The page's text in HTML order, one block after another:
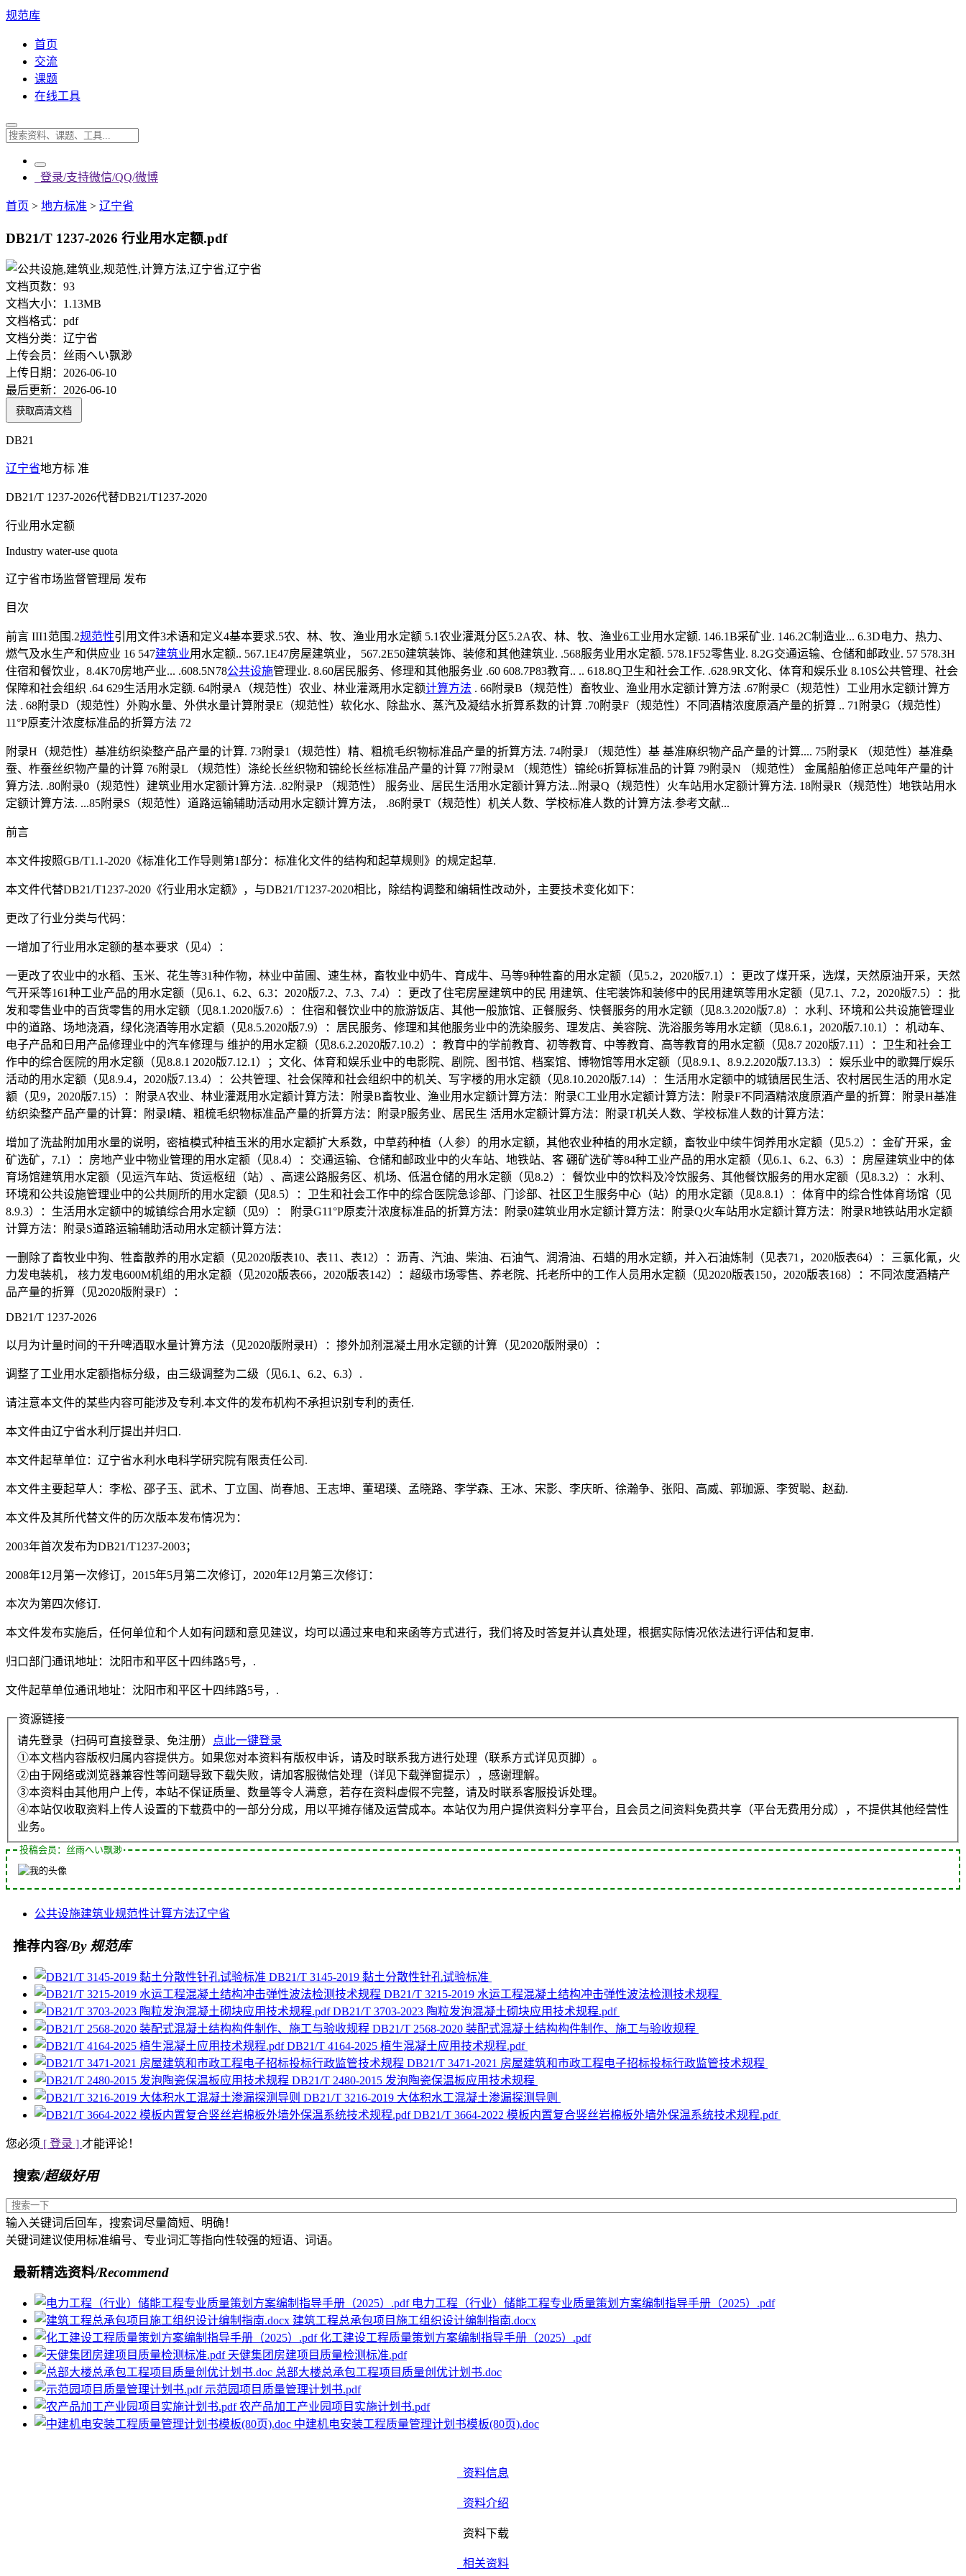
规范库
首页
交流
课题
在线工具
登录/支持微信/QQ/微博
首页 > 地方标准 > 辽宁省
DB21/T 1237-2026 行业用水定额.pdf
文档页数： 93
文档大小： 1.13MB
文档格式： pdf
文档分类： 辽宁省
上传会员： 丝雨へい飘渺
上传日期： 2026-06-10
最后更新： 2026-06-10
获取高清文档
DB21
辽宁省地方标 准
DB21/T 1237-2026代替DB21/T1237-2020
行业用水定额
Industry water-use quota
辽宁省市场监督管理局 发布
目次
前言 III1范围.2规范性引用文件3术语和定义4基本要求.5农、林、牧、渔业用水定额 5.1农业灌溉分区5.2A农、林、牧、渔业6工业用水定额. 146.1B采矿业. 146.2C制造业... 6.3D电力、热力、
燃气及水生产和供应业 16 547建筑业用水定额.. 567.1E47房屋建筑业， 567.2E50建筑装饰、装修和其他建筑业. .568服务业用水定额. 578.1F52零售业. 8.2G交通运输、仓储和邮政业. 57 578.3H
住宿和餐饮业，8.4K70房地产业... .608.5N78公共设施管理业. 8.60居民服务、修理和其他服务业 .60 608.7P83教育.. .. 618.8Q卫生和社会工作. .628.9R文化、体育和娱乐业 8.10S公共管理、社会
保障和社会组织 .64 629生活用水定额. 64附录A（规范性）农业、林业灌溉用水定额计算方法 . 66附录B（规范性）畜牧业、渔业用水定额计算方法 .67附录C（规范性）工业用水定额计算方
法 . 68附录D（规范性）外购水量、外供水量计算附录E（规范性）软化水、除盐水、蒸汽及凝结水折算系数的计算 .70附录F（规范性）不同酒精浓度原酒产量的折算 .. 71附录G（规范性）
11°P原麦汁浓度标准品的折算方法 72
附录H（规范性）基准纺织染整产品产量的计算. 73附录1（规范性）精、粗梳毛织物标准品产量的折算方法. 74附录J （规范性）基 基准麻织物产品产量的计算.... 75附录K （规范性）基准桑
蚕、柞蚕丝织物产量的计算 76附录L （规范性）涤纶长丝织物和锦纶长丝标准品产量的计算 77附录M （规范性）锦纶6折算标准品的计算 79附录N （规范性） 金属船舶修正总吨年产量的计
算方法. .80附录0（规范性）建筑业用水定额计算方法. .82附录P （规范性） 服务业、居民生活用水定额计算方法...附录Q（规范性）火车站用水定额计算方法. 18附录R（规范性）地铁站用水
定额计算方法. ...85附录S（规范性）道路运输辅助活动用水定额计算方法， .86附录T（规范性）机关人数、学校标准人数的计算方法.参考文献...
前言
本文件按照GB/T1.1-2020《标准化工作导则第1部分：标准化文件的结构和起草规则》的规定起草.
本文件代替DB21/T1237-2020《行业用水定额》，与DB21/T1237-2020相比，除结构调整和编辑性改动外，主要技术变化如下：
更改了行业分类与代码：
一增加了行业用水定额的基本要求（见4）：
一更改了农业中的水稻、玉米、花生等31种作物，林业中苗圃、速生林，畜牧业中奶牛、育成牛、马等9种牲畜的用水定额（见5.2，2020版7.1）：更改了煤开采，选煤，天然原油开采，天然
气开采等161种工业产品的用水定额（见6.1、6.2、6.3：2020版7.2、7.3、7.4）：更改了住宅房屋建筑中的民 用建筑、住宅装饰和装修中的民用建筑等用水定额（见7.1、7.2，2020版7.5）：批
发和零售业中的百货零售的用水定额（见8.1.2020版7.6）：住宿和餐饮业中的旅游饭店、其他一般旅馆、正餐服务、快餐服务的用水定额（见8.3.2020版7.8）：水利、环境和公共设施管理业
中的道路、场地浇酒，绿化浇酒等用水定额（见8.5.2020版7.9）：居民服务、修理和其他服务业中的洗染服务、理发店、美容院、洗浴服务等用水定额（见8.6.1，2020版7.10.1）：机动车、
电子产品和日用产品修理业中的汽车修理与 维护的用水定额（见8.6.2.2020版7.10.2）：教育中的学前教育、初等教育、中等教育、高等教育的用水定额（见8.7 2020版7.11）：卫生和社会工
作中的综合医院的用水定额（见8.8.1 2020版7.12.1）；文化、体育和娱乐业中的电影院、剧院、图书馆、档案馆、博物馆等用水定额（见8.9.1、8.9.2.2020版7.13.3）：娱乐业中的歌舞厅娱乐
活动的用水定额（见8.9.4，2020版7.13.4）：公共管理、社会保障和社会组织中的机关、写字楼的用水定额（见8.10.2020版7.14）：生活用水定额中的城镇居民生活、农村居民生活的用水定
额（见9，2020版7.15）：附录A农业、林业灌溉用水定额计算方法：附录B畜牧业、渔业用水定额计算方法：附录C工业用水定额计算方法：附录F不同酒精浓度原酒产量的折算：附录H基准
纺织染整产品产量的计算：附录I精、粗梳毛织物标准品产量的折算方法：附录P服务业、居民生 活用水定额计算方法：附录T机关人数、学校标准人数的计算方法：
增加了洗盐附加用水量的说明，密植模式种植玉米的用水定额扩大系数，中草药种植（人参）的用水定额，其他农业种植的用水定额，畜牧业中续牛饲养用水定额（见5.2）：金矿开采，金
矿选矿，7.1）：房地产业中物业管理的用水定额（见8.4）：交通运输、仓储和邮政业中的火车站、地铁站、客 硼矿选矿等84种工业产品的用水定额（见6.1、6.2、6.3）：房屋建筑业中的体
育场馆建筑用水定额（见运汽车站、货运枢纽（站）、高速公路服务区、机场、低温仓储的用水定额（见8.2）：餐饮业中的饮料及冷饮服务、其他餐饮服务的用水定额（见8.3.2）：水利、
环境和公共设施管理业中的公共厕所的用水定额（见8.5）：卫生和社会工作中的综合医院急诊部、门诊部、社区卫生服务中心（站）的用水定额（见8.8.1）：体育中的综合性体育场馆（见
8.9.3）：生活用水定额中的城镇综合用水定额（见9）： 附录G11°P原麦汁浓度标准品的折算方法：附录0建筑业用水定额计算方法：附录Q火车站用水定额计算方法：附录R地铁站用水定额
计算方法：附录S道路运输辅助活动用水定额计算方法：
一删除了畜牧业中狗、牲畜散养的用水定额（见2020版表10、表11、表12）：沥青、汽油、柴油、石油气、润滑油、石蜡的用水定额，并入石油炼制（见表71，2020版表64）：三氯化氰，火
力发电装机， 核力发电600M机组的用水定额（见2020版表66，2020版表142）：超级市场零售、养老院、托老所中的工作人员用水定额（见2020版表150，2020版表168）：不同浓度酒精产
品产量的折算（见2020版附录F）：
DB21/T 1237-2026
以月为计量时间的干升啤酒取水量计算方法（见2020版附录H）：掺外加剂混凝土用水定额的计算（见2020版附录0）：
调整了工业用水定额指标分级，由三级调整为二级（见6.1、6.2、6.3）.
请注意本文件的某些内容可能涉及专利.本文件的发布机构不承担识别专利的责任.
本文件由辽宁省水利厅提出并归口.
本文件起草单位：辽宁省水利水电科学研究院有限责任公司.
本文件主要起草人：李松、邵子玉、武术、丁立国、尚春旭、王志坤、董珺璞、孟晓路、李学森、王冰、宋影、李庆昕、徐瀚争、张阳、高威、郭珈源、李贺聪、赵勐.
本文件及其所代替文件的历次版本发布情况为：
2003年首次发布为DB21/T1237-2003；
2008年12月第一次修订，2015年5月第二次修订，2020年12月第三次修订：
本次为第四次修订.
本文件发布实施后，任何单位和个人如有问题和意见建议，均可以通过来电和来函等方式进行，我们将及时答复并认真处理，根据实际情况依法进行评估和复审.
归口部门通讯地址：沈阳市和平区十四纬路5号，.
文件起草单位通讯地址：沈阳市和平区十四纬路5号，.
资源链接
请先登录（扫码可直接登录、免注册）
点此一键登录
①本文档内容版权归属内容提供方。如果您对本资料有版权申诉，请及时联系我方进行处理（联系方式详见页脚）。
②由于网络或浏览器兼容性等问题导致下载失败，请加客服微信处理（详见下载弹窗提示），感谢理解。
③本资料由其他用户上传，本站不保证质量、数量等令人满意，若存在资料虚假不完整，请及时联系客服投诉处理。
④本站仅收取资料上传人设置的下载费中的一部分分成，用以平摊存储及运营成本。本站仅为用户提供资料分享平台，且会员之间资料免费共享（平台无费用分成），不提供其他经营性
业务。
投稿会员：丝雨へい飘渺
公共设施建筑业规范性计算方法辽宁省
推荐内容/By 规范库
DB21/T 3145-2019 黏土分散性针孔试验标准
DB21/T 3215-2019 水运工程混凝土结构冲击弹性波法检测技术规程
DB21/T 3703-2023 陶粒发泡混凝土砌块应用技术规程.pdf
DB21/T 2568-2020 装配式混凝土结构构件制作、施工与验收规程
DB21/T 4164-2025 植生混凝土应用技术规程.pdf
DB21/T 3471-2021 房屋建筑和市政工程电子招标投标行政监管技术规程
DB21/T 2480-2015 发泡陶瓷保温板应用技术规程
DB21/T 3216-2019 大体积水工混凝土渗漏探测导则
DB21/T 3664-2022 模板内置复合竖丝岩棉板外墙外保温系统技术规程.pdf
您必须 [ 登录 ] 才能评论！
搜索/超级好用
输入关键词后回车，搜索词尽量简短、明确！
关键词建议使用标准编号、专业词汇等指向性较强的短语、词语。
最新精选资料/Recommend
电力工程（行业）储能工程专业质量策划方案编制指导手册（2025）.pdf
建筑工程总承包项目施工组织设计编制指南.docx
化工建设工程质量策划方案编制指导手册（2025）.pdf
天健集团房建项目质量检测标准.pdf
总部大楼总承包工程项目质量创优计划书.doc
示范园项目质量管理计划书.pdf
农产品加工产业园项目实施计划书.pdf
中建机电安装工程质量管理计划书模板(80页).doc
资料信息
资料介绍
资料下载
相关资料